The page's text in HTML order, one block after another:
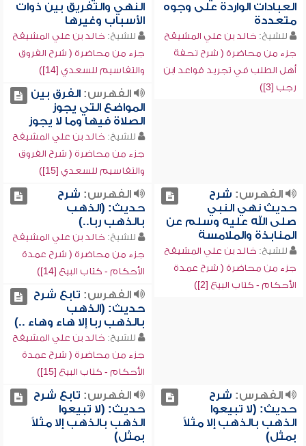
العبادات الواردة على وجوه
متعددة
للشيخ: خالد بن علي المشيقح
جزء من محاضرة ( شرح تحفة
أهل الطلب في تجريد قواعد ابن
رجب [3])
النهي والتفريق بين ذوات
الأسباب وغيرها
للشيخ: خالد بن علي المشيقح
جزء من محاضرة ( شرح الفروق
والتقاسيم للسعدي [14])
الفهرس:الفرق بين
المواضع التي يجوز
الصلاة فيها وما لا يجوز
للشيخ: خالد بن علي المشيقح
جزء من محاضرة ( شرح الفروق
والتقاسيم للسعدي [15])
الفهرس: شرح
حديث نهي النبي
صلى الله عليه وسلم عن
المنابذة والملامسة
للشيخ: خالد بن علي المشيقح
جزء من محاضرة ( شرح عمدة
الأحكام - كتاب البيع [2])
الفهرس: شرح
حديث: (الذهب
بالذهب ربا..)
للشيخ: خالد بن علي المشيقح
جزء من محاضرة ( شرح عمدة
الأحكام - كتاب البيع [14])
الفهرس: تابع شرح
حديث: (الذهب
بالذهب ربا إلا هاء وهاء ..)
للشيخ: خالد بن علي المشيقح
جزء من محاضرة ( شرح عمدة
الأحكام - كتاب البيع [15])
الفهرس: شرح
حديث: (لا تبيعوا
الذهب بالذهب إلا مثلاً
بمثل)
الفهرس: تابع شرح
حديث: (لا تبيعوا
الذهب بالذهب إلا مثلاً
بمثل)